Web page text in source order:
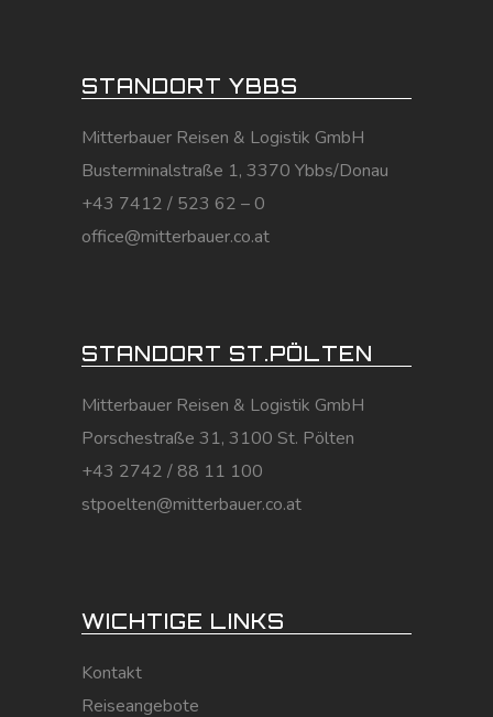
STANDORT YBBS
Mitterbauer Reisen & Logistik GmbH
Busterminalstraße 1, 3370 Ybbs/Donau
+43 7412 / 523 62 – 0
office@mitterbauer.co.at
STANDORT ST.PÖLTEN
Mitterbauer Reisen & Logistik GmbH
Porschestraße 31, 3100 St. Pölten
+43 2742 / 88 11 100
stpoelten@mitterbauer.co.at
WICHTIGE LINKS
Kontakt
Reiseangebote